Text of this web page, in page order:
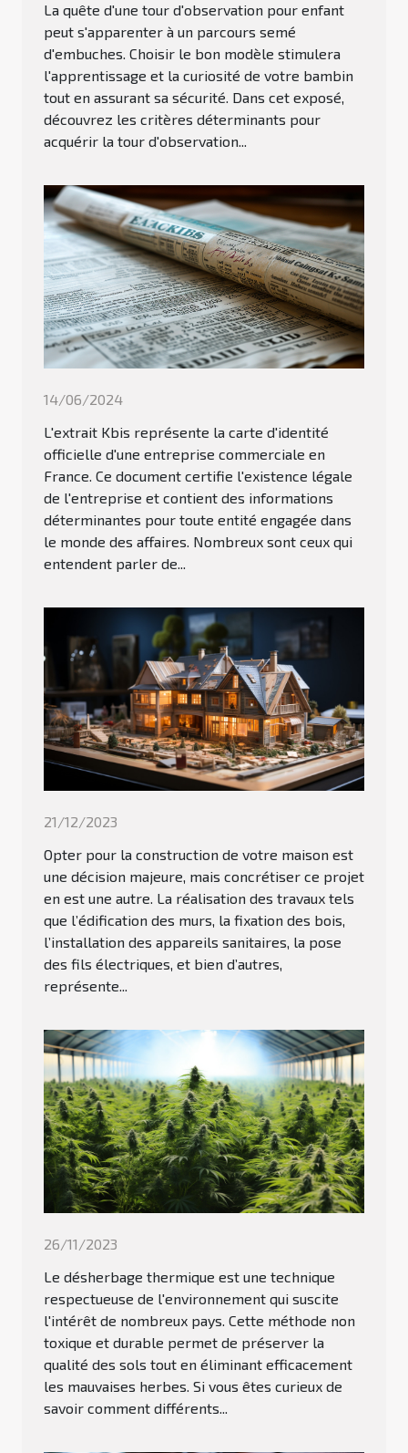
La quête d'une tour d'observation pour enfant
peut s'apparenter à un parcours semé
d'embuches. Choisir le bon modèle stimulera
l'apprentissage et la curiosité de votre bambin
tout en assurant sa sécurité. Dans cet exposé,
découvrez les critères déterminants pour
acquérir la tour d'observation...
14/06/2024
L'extrait Kbis représente la carte d'identité
officielle d'une entreprise commerciale en
France. Ce document certifie l'existence légale
de l'entreprise et contient des informations
déterminantes pour toute entité engagée dans
le monde des affaires. Nombreux sont ceux qui
entendent parler de...
21/12/2023
Opter pour la construction de votre maison est
une décision majeure, mais concrétiser ce projet
en est une autre. La réalisation des travaux tels
que l’édification des murs, la fixation des bois,
l’installation des appareils sanitaires, la pose
des fils électriques, et bien d’autres,
représente...
26/11/2023
Le désherbage thermique est une technique
respectueuse de l'environnement qui suscite
l'intérêt de nombreux pays. Cette méthode non
toxique et durable permet de préserver la
qualité des sols tout en éliminant efficacement
les mauvaises herbes. Si vous êtes curieux de
savoir comment différents...